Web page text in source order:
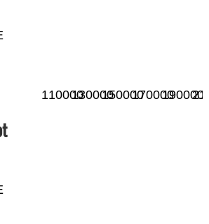
110000130000150000170000190000